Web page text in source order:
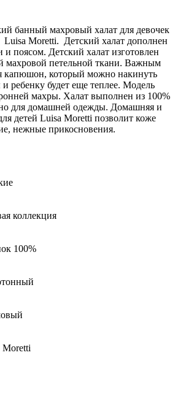
банный махровый халат для девочек
Luisa Moretti. Детский халат дополнен
поясом. Детский халат изготовлен
махровой петельной ткани. Важным
капюшон, который можно накинуть
ребенку будет еще теплее. Модель
махры. Халат выполнен из 100%
для домашней одежды. Домашняя и
детей Luisa Moretti позволит коже
нежные прикосновения.
коллекция
100%
Moretti